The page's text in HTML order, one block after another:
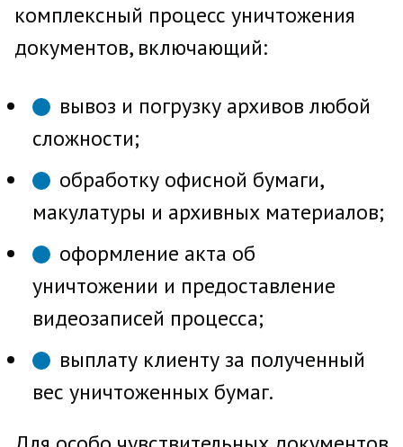
комплексный процесс уничтожения
документов, включающий:
вывоз и погрузку архивов любой
сложности;
обработку офисной бумаги,
макулатуры и архивных материалов;
оформление акта об
уничтожении и предоставление
видеозаписей процесса;
выплату клиенту за полученный
вес уничтоженных бумаг.